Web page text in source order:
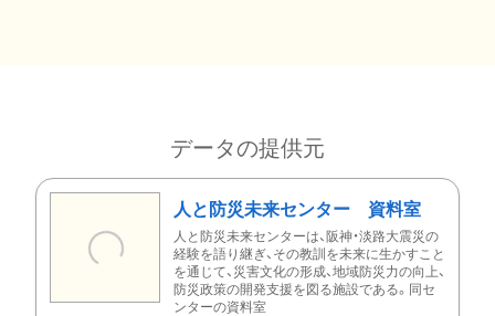
データの提供元
人と防災未来センター 資料室
人と防災未来センターは、阪神・淡路大震災の
経験を語り継ぎ、その教訓を未来に生かすこと
を通じて、災害文化の形成、地域防災力の向上、
防災政策の開発支援を図る施設である。同セ
ンターの資料室